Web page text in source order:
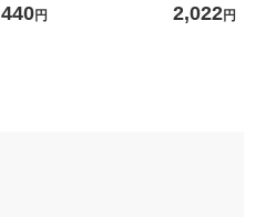
S 乾くと色が消える PT-T
440円
X13 1パック
2,022円